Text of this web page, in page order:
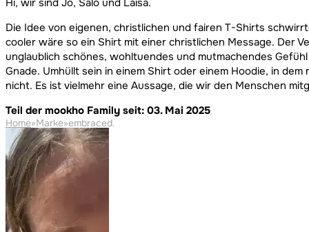
Die Idee von eigenen, christlichen und fairen T-Shirts
cooler wäre so ein Shirt mit einer christlichen Message. Der
unglaublich schönes, wohltuendes und mutmachendes
Gnade. Umhüllt sein in einem Shirt oder einem Hoodie, in
nicht. Es ist vielmehr eine Aussage, die wir den Menschen
Teil der mookho Family seit: 03. Mai 2025
Home»Marke»embraced.